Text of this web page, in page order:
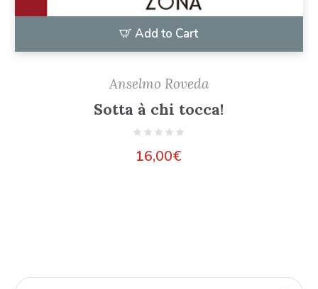
Add to Cart
Anselmo Roveda
Sotta à chi tocca!
16,00€